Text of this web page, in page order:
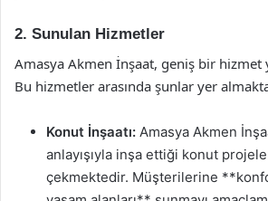
2. Sunulan Hizmetler
Amasya Akmen İnşaat, geniş bir hizmet
Bu hizmetler arasında şunlar yer
Konut İnşaatı: Amasya Akmen
anlayışıyla inşa ettiği konut
çekmektedir. Müşterilerine